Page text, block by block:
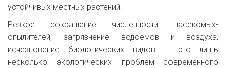
устойчивых местных растений.
Резкое сокращение численности насекомых-
опылителей, загрязнение водоемов и воздуха,
исчезновение биологических видов – это лишь
несколько экологических проблем современного